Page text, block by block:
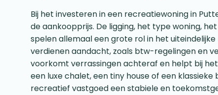
Bij het investeren in een recreatiewoning in
de aankoopprijs. De ligging, het type woning,
spelen allemaal een grote rol in het
verdienen aandacht, zoals btw-regelingen en
voorkomt verrassingen achteraf en helpt bij
een luxe chalet, een tiny house of een
recreatief vastgoed een stabiele en